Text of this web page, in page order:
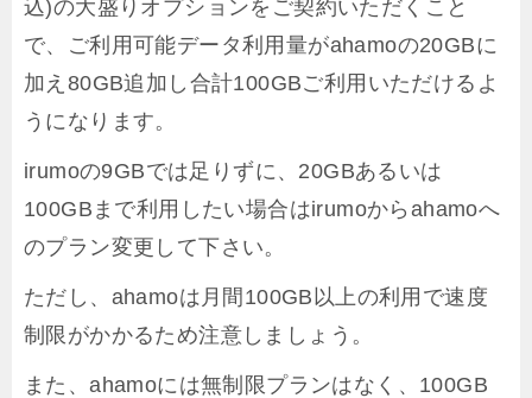
込)の大盛りオプションをご契約いただくこと
で、ご利用可能データ利用量がahamoの20GBに
加え80GB追加し合計100GBご利用いただけるよ
うになります。
irumoの9GBでは足りずに、20GBあるいは
100GBまで利用したい場合はirumoからahamoへ
のプラン変更して下さい。
ただし、ahamoは月間100GB以上の利用で速度
制限がかかるため注意しましょう。
また、ahamoには無制限プランはなく、100GB